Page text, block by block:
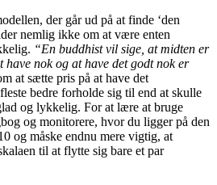
der går ud på at finde ‘den
nemlig ikke om at være enten
“En buddhist vil sige, at midten er
have nok og at have det godt nok er
at sætte pris på at have det
bedre forholde sig til end at skulle
og lykkelig. For at lære at bruge
og monitorere, hvor du ligger på den
og måske endnu mere vigtig, at
til at flytte sig bare et par